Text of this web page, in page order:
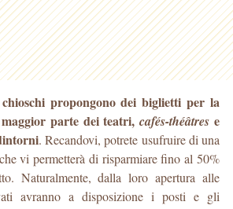
propongono dei biglietti per la
maggior parte dei teatri,cafés-théâtres e
. Recandovi, potrete usufruire di una
vi permetterà di risparmiare fino al 50%
Naturalmente, dalla loro apertura alle
avranno a disposizione i posti e gli